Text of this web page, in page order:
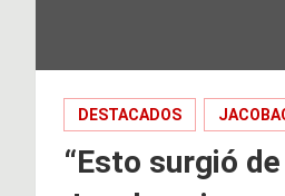
DESTACADOS
“Esto surgió